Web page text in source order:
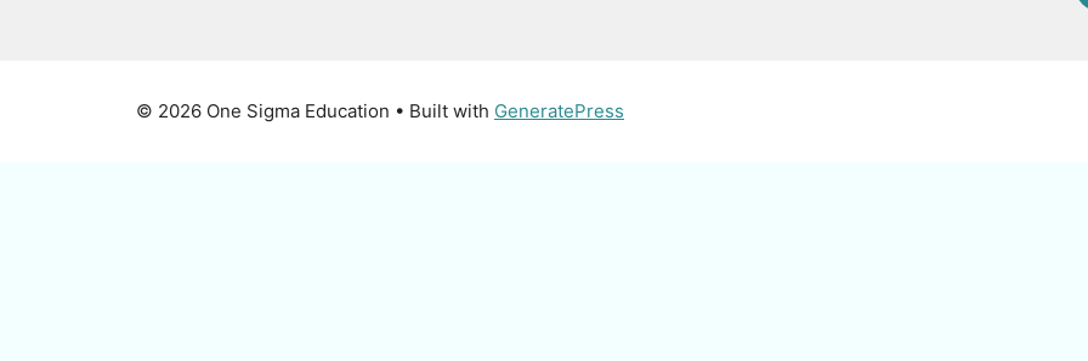
© 2026 One Sigma Education • Built with GeneratePress